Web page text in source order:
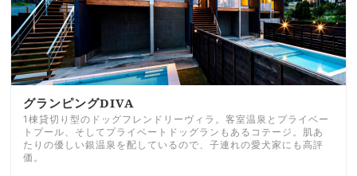
グランピングDIVA
1棟貸切り型のドッグフレンドリーヴィラ。客室温泉とプライベー
トプール、そしてプライベートドッグランもあるコテージ。肌あ
たりの優しい銀温泉を配しているので、子連れの愛犬家にも高評
価。